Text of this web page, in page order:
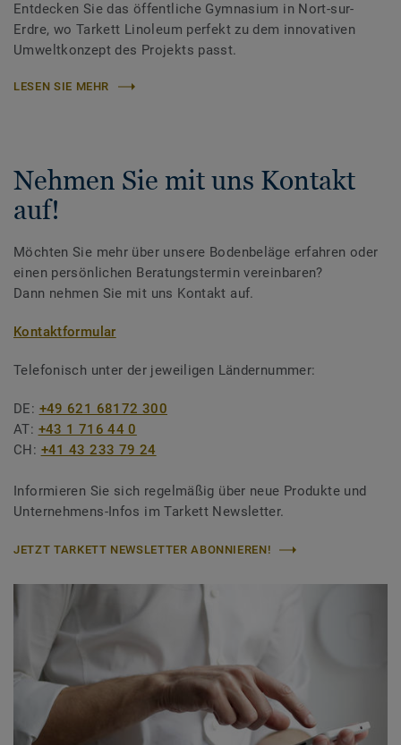
Entdecken Sie das öffentliche Gymnasium in Nort-sur-
Erdre, wo Tarkett Linoleum perfekt zu dem innovativen
Umweltkonzept des Projekts passt.
LESEN SIE MEHR
Nehmen Sie mit uns Kontakt
auf!
Möchten Sie mehr über unsere Bodenbeläge erfahren oder
einen persönlichen Beratungstermin vereinbaren?
Dann nehmen Sie mit uns Kontakt auf.
Kontaktformular
Telefonisch unter der jeweiligen Ländernummer:
DE: +49 621 68172 300
AT: +43 1 716 44 0
CH: +41 43 233 79 24
Informieren Sie sich regelmäßig über neue Produkte und
Unternehmens-Infos im Tarkett Newsletter.
JETZT TARKETT NEWSLETTER ABONNIEREN!